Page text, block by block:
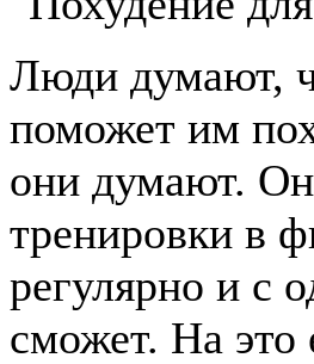
Люди думают,
поможет им
они думают.
тренировки в
регулярно и с
сможет. На это